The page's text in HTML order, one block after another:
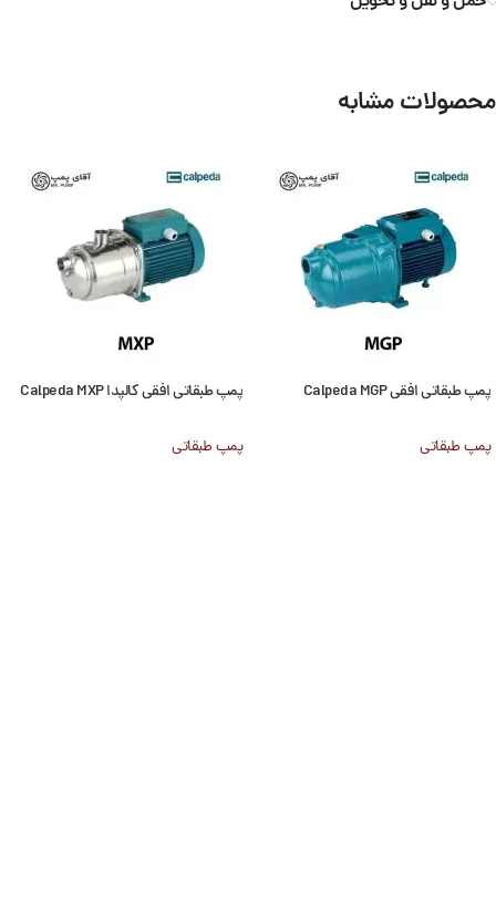
محصولات مشابه
پمپ طبقاتی افقی Calpeda MGP
پمپ طبقاتی
پمپ طبقاتی افقی کالپدا Calpeda MXP
پمپ طبقاتی